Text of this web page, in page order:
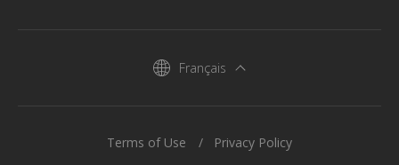
Français
Terms of Use Privacy Policy